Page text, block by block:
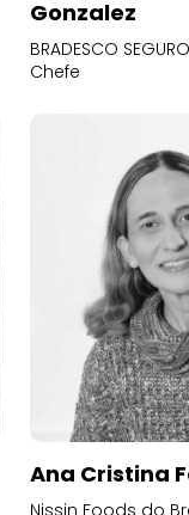
Gonzalez
BRADESCO
Chefe
Ana Cristina
Nissin Foods do